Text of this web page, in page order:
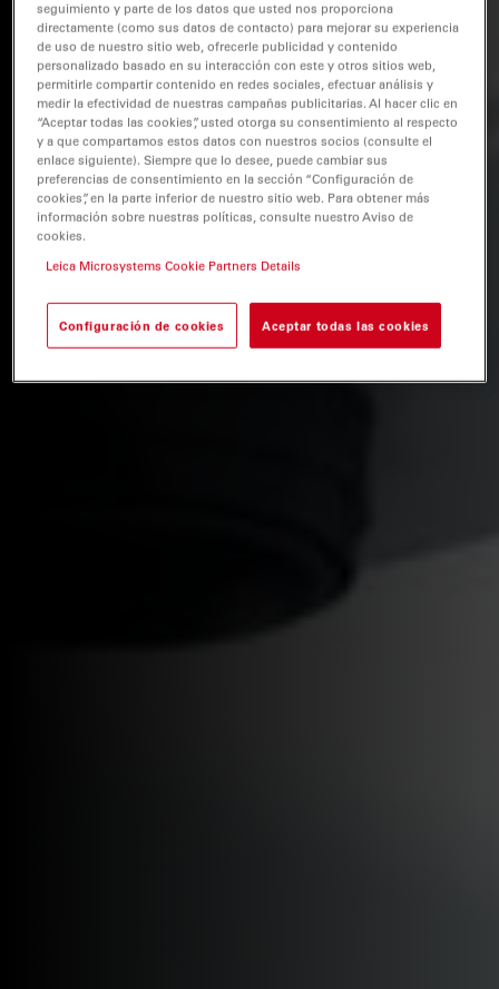
seguimiento y parte de los datos que usted nos proporciona
directamente (como sus datos de contacto) para mejorar su experiencia
de uso de nuestro sitio web, ofrecerle publicidad y contenido
personalizado basado en su interacción con este y otros sitios web,
permitirle compartir contenido en redes sociales, efectuar análisis y
medir la efectividad de nuestras campañas publicitarias. Al hacer clic en
“Aceptar todas las cookies”, usted otorga su consentimiento al respecto
y a que compartamos estos datos con nuestros socios (consulte el
enlace siguiente). Siempre que lo desee, puede cambiar sus
preferencias de consentimiento en la sección “Configuración de
cookies”, en la parte inferior de nuestro sitio web. Para obtener más
información sobre nuestras políticas, consulte nuestro Aviso de
cookies.
Leica Microsystems Cookie Partners Details
Configuración de cookies Aceptar todas las cookies